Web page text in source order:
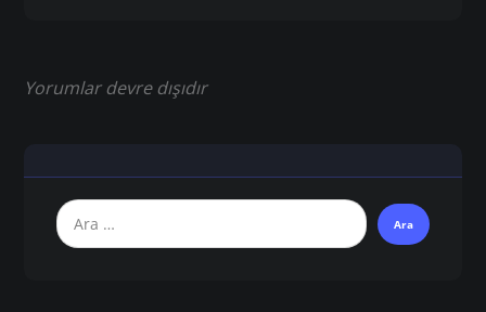
Yorumlar devre dışıdır